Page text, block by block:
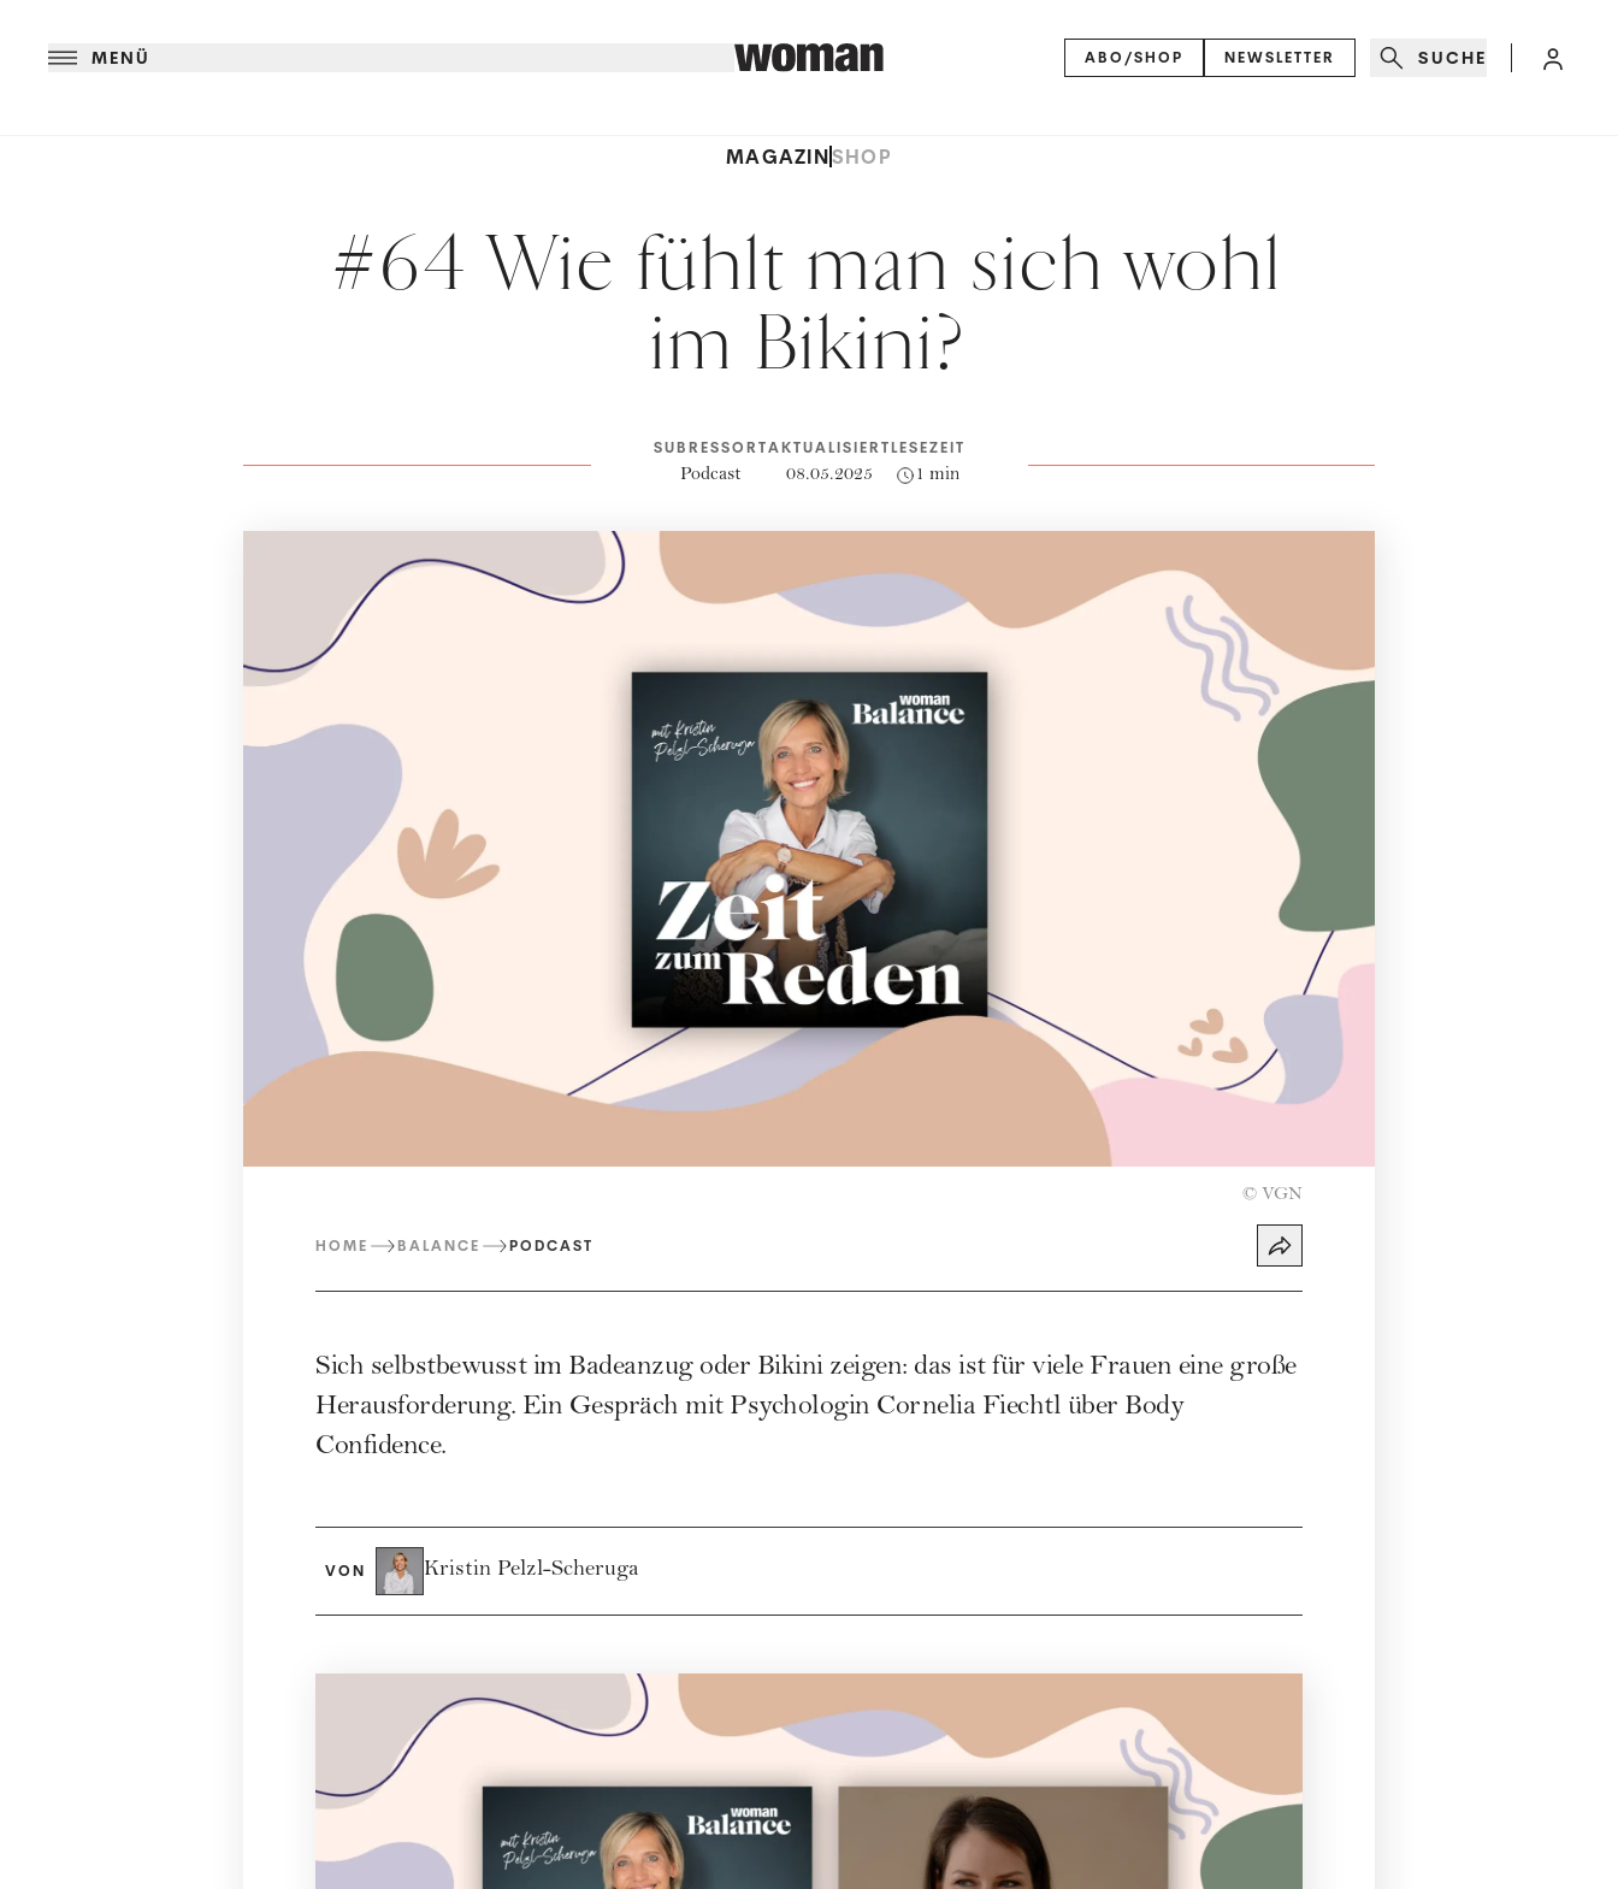
MENÜ ABO/SHOP NEWSLETTER SUCHE
MAGAZINSHOP
#64 Wie fühlt man sich wohl
im Bikini?
SUBRESSORT
Podcast
AKTUALISIERT
08.05.2025
LESEZEIT
1 min
© VGN
HOME BALANCE PODCAST
Sich selbstbewusst im Badeanzug oder Bikini zeigen: das ist für viele Frauen eine große
Herausforderung. Ein Gespräch mit Psychologin Cornelia Fiechtl über Body
Confidence.
VON Kristin Pelzl-Scheruga